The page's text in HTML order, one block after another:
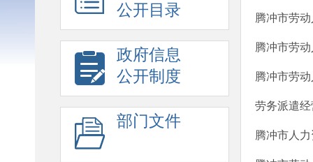
公开目录
政府信息
公开制度
部门文件
腾冲市劳
腾冲市劳
腾冲市劳
劳务派遣
腾冲市人